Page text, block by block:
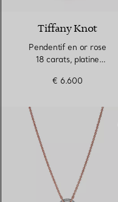
Tiffany Knot
Pendentif en or rose
18 carats, platine
€ 6.600